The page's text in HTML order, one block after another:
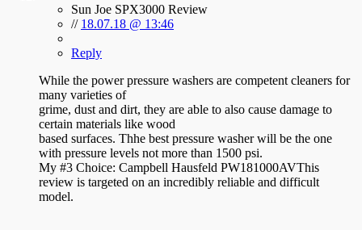
Sun Joe SPX3000 Review
// 18.07.18 @ 13:46
Reply
While the power pressure washers are competent cleaners for
many varieties of
grime, dust and dirt, they are able to also cause damage to
certain materials like wood
based surfaces. Thhe best pressure washer will be the one
with pressure levels not more than 1500 psi.
My #3 Choice: Campbell Hausfeld PW181000AVThis
review is targeted on an incredibly reliable and difficult
model.